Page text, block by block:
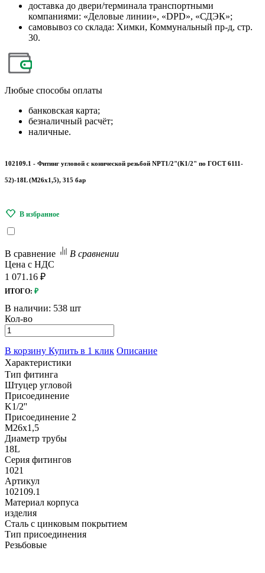
доставка до двери/терминала транспортными
компаниями: «Деловые линии», «DPD», «СДЭК»;
самовывоз со склада: Химки, Коммунальный пр-д, стр.
30.
Любые способы оплаты
банковская карта;
безналичный расчёт;
наличные.
102109.1 - Фитинг угловой с конической резьбой NPT1/2"(К1/2" по ГОСТ 6111-
52)-18L (М26х1,5), 315 бар
В сравнение
В сравнении
Цена с НДС
1 071.16 ₽
ИТОГО: ₽
В наличии: 538 шт
Кол-во
В корзину Купить в 1 клик Описание
Характеристики
Тип фитинга
Штуцер угловой
Присоединение
K1/2''
Присоединение 2
M26x1,5
Диаметр трубы
18L
Серия фитингов
1021
Артикул
102109.1
Материал корпуса
изделия
Сталь с цинковым покрытием
Тип присоединения
Резьбовые